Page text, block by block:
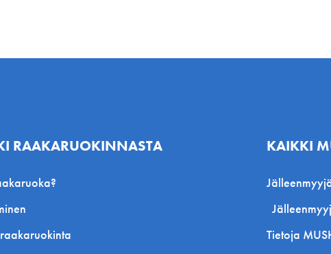
RAAKARUOKINNASTA KAIKKI
Tietoja